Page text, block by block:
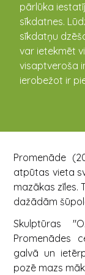
pārlūka
sīkdatnes.
sīkdatņu
var ietekmēt
visaptveroša
ierobežot ir
Ūdens iela 1,
57.037170
Promenāde
atpūtas vieta
mazākas zīles.
dažādām
Skulptūras
Promenādes
galvā un
pozē mazs